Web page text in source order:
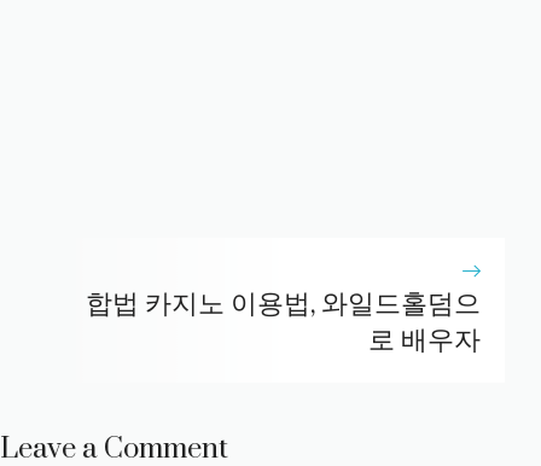
합법 카지노 이용법, 와일드홀덤으
로 배우자
Leave a Comment